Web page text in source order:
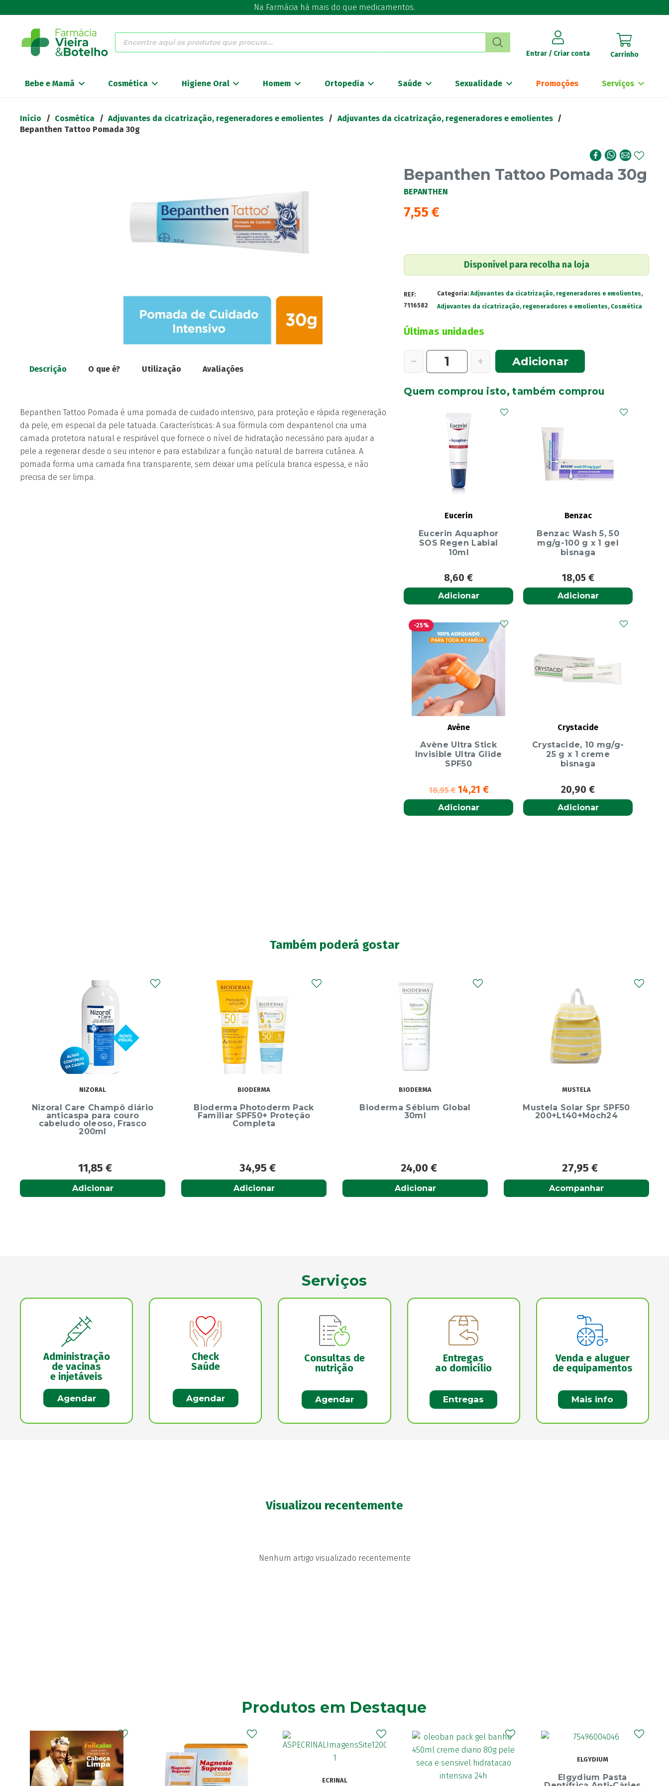
Na Farmácia há mais do que medicamentos.
Products
search
Entrar / Criar conta Carrinho
Bebe e Mamã Cosmética Higiene Oral Homem Ortopedia Saúde Sexualidade Promoções Serviços
Início / Cosmética / Adjuvantes da cicatrização, regeneradores e emolientes / Adjuvantes da cicatrização, regeneradores e emolientes /
Bepanthen Tattoo Pomada 30g
Descrição O que é? Utilização Avaliações
Bepanthen Tattoo Pomada é uma pomada de cuidado intensivo, para proteção e rápida regeneração
da pele, em especial da pele tatuada. Características: A sua fórmula com dexpantenol cria uma
camada protetora natural e respirável que fornece o nível de hidratação necessário para ajudar a
pele a regenerar desde o seu interior e para estabilizar a função natural de barreira cutânea. A
pomada forma uma camada fina transparente, sem deixar uma película branca espessa, e não
precisa de ser limpa.
Bepanthen Tattoo Pomada 30g
BEPANTHEN
7,55€
Disponível para recolha na loja
REF:
7116582
Categoria: Adjuvantes da cicatrização, regeneradores e emolientes,
Adjuvantes da cicatrização, regeneradores e emolientes, Cosmética
Últimas unidades
−
Quantidade
Tattoo
+ Adicionar
Quem comprou isto, também comprou
Eucerin
Eucerin Aquaphor
SOS Regen Labial
10ml
8,60€
Adicionar
Benzac
Benzac Wash 5, 50
mg/g-100 g x 1 gel
bisnaga
18,05 €
Adicionar
-25%
Avène
Avène Ultra Stick
Invisible Ultra Glide
SPF50
18,95€ 14,21 €
Adicionar
Crystacide
Crystacide, 10 mg/g-
25 g x 1 creme
bisnaga
20,90€
Adicionar
Também poderá gostar
BIODERMA
Bioderma Photoderm Pack
Familiar SPF50+ Proteção
Completa
34,95€
Adicionar
BIODERMA
Bioderma Sébium Global
30ml
24,00 €
Adicionar
MUSTELA
Mustela Solar Spr SPF50
200+Lt40+Moch24
27,95 €
Acompanhar
AVÈNE
Avene Xeracalm Nutri Lt
Hidr400ml+Of200
26,95€
Acompanhar
Serviços
Administração
de vacinas
e injetáveis
Agendar
Check
Saúde
Agendar
Consultas de
nutrição
Agendar
Entregas
ao domicílio
Entregas
Venda e aluguer
de equipamentos
Mais info
Visualizou recentemente
Nenhum artigo visualizado recentemente
Produtos em Destaque
ECRINAL
ELGYDIUM
Elgydium Pasta
Curaprox Surgical
Escova Dentes Mega
Soft